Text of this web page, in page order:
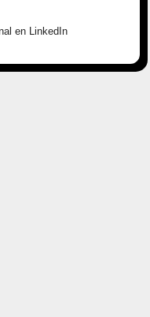
en LinkedIn